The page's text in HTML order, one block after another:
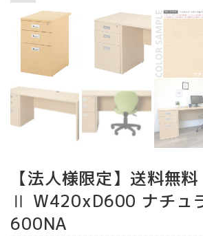
【法人様限定】送料無
Ⅱ W420xD600 ナチュ
600NA